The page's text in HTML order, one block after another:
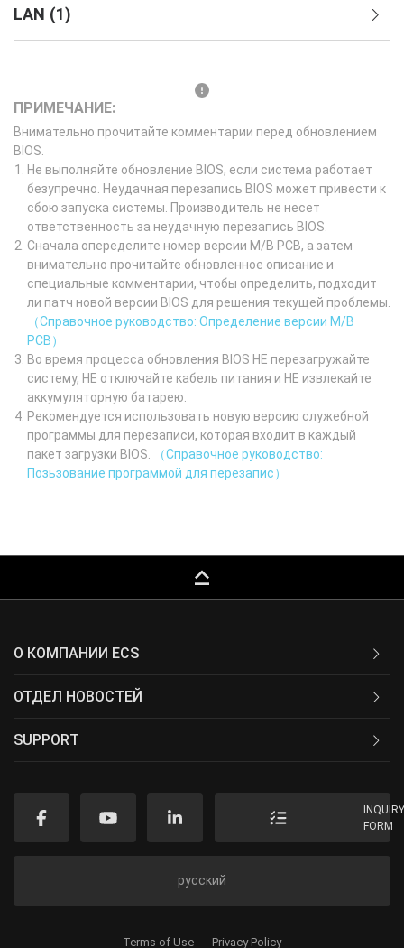
LAN (1)
ПРИМЕЧАНИЕ:
Внимательно прочитайте комментарии перед обновлением
BIOS.
Не выполняйте обновление BIOS, если система работает
безупречно. Неудачная перезапись BIOS может привести к
сбою запуска системы. Производитель не несет
ответственность за неудачную перезапись BIOS.
Сначала опеределите номер версии M/B PCB, а затем
внимательно прочитайте обновленное описание и
специальные комментарии, чтобы определить, подходит
ли патч новой версии BIOS для решения текущей проблемы.
（Справочное руководство: Определение версии M/B
PCB）
Во время процесса обновления BIOS НЕ перезагружайте
систему, НЕ отключайте кабель питания и НЕ извлекайте
аккумуляторную батарею.
Рекомендуется использовать новую версию служебной
программы для перезаписи, которая входит в каждый
пакет загрузки BIOS.
（Справочное руководство:
Позьзование программой для перезапис）
keyboard_capslock
О КОМПАНИИ ECS
ОТДЕЛ НОВОСТЕЙ
SUPPORT
FORM
русский
Terms of Use Privacy Policy